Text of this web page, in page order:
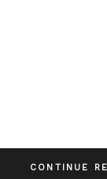
CONTINUE